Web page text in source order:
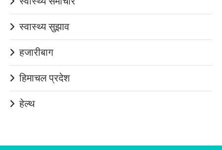
स्वास्थ्य सुझाव
हजारीबाग
हिमाचल प्रदेश
हेल्थ